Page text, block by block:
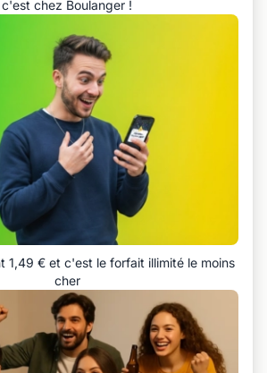
c'est chez Boulanger !
1,49 € et c'est le forfait illimité le moins
cher